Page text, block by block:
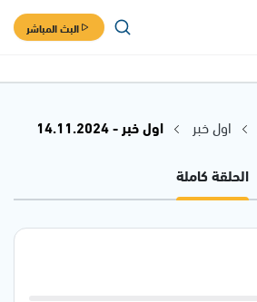
البث المباشر
اول خبر
اول خبر - 14.11.2024
الحلقة كاملة